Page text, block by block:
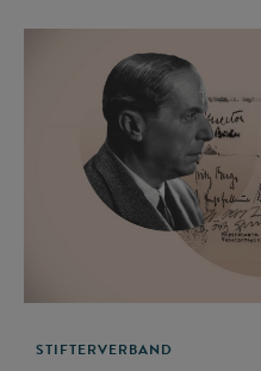
STIFTERVERBAND